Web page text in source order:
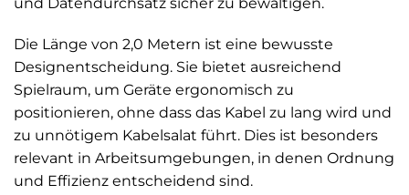
Die Länge von 2,0 Metern ist eine bewusste
Designentscheidung. Sie bietet ausreichend
Spielraum, um Geräte ergonomisch zu
positionieren, ohne dass das Kabel zu lang wird und
zu unnötigem Kabelsalat führt. Dies ist besonders
relevant in Arbeitsumgebungen, in denen Ordnung
und Effizienz entscheidend sind.